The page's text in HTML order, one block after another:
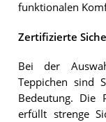
funktionalen
Zertifizierte
Bei der
Teppichen sind
Bedeutung. Die
erfüllt strenge